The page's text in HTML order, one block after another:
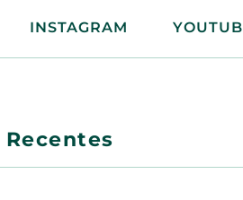
INSTAGRAM
Recentes